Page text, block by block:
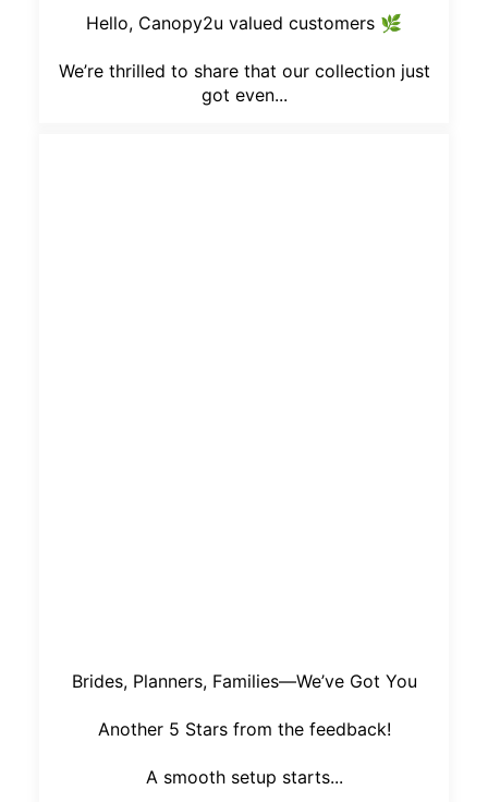
Hello, Canopy2u valued customers 🌿
We’re thrilled to share that our collection just
got even...
Brides, Planners, Families—We’ve Got You
Another 5 Stars from the feedback!
A smooth setup starts...